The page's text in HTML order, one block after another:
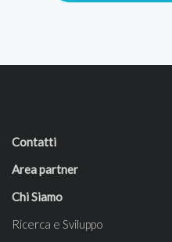
Contatti
Area partner
Chi Siamo
Ricerca e Sviluppo